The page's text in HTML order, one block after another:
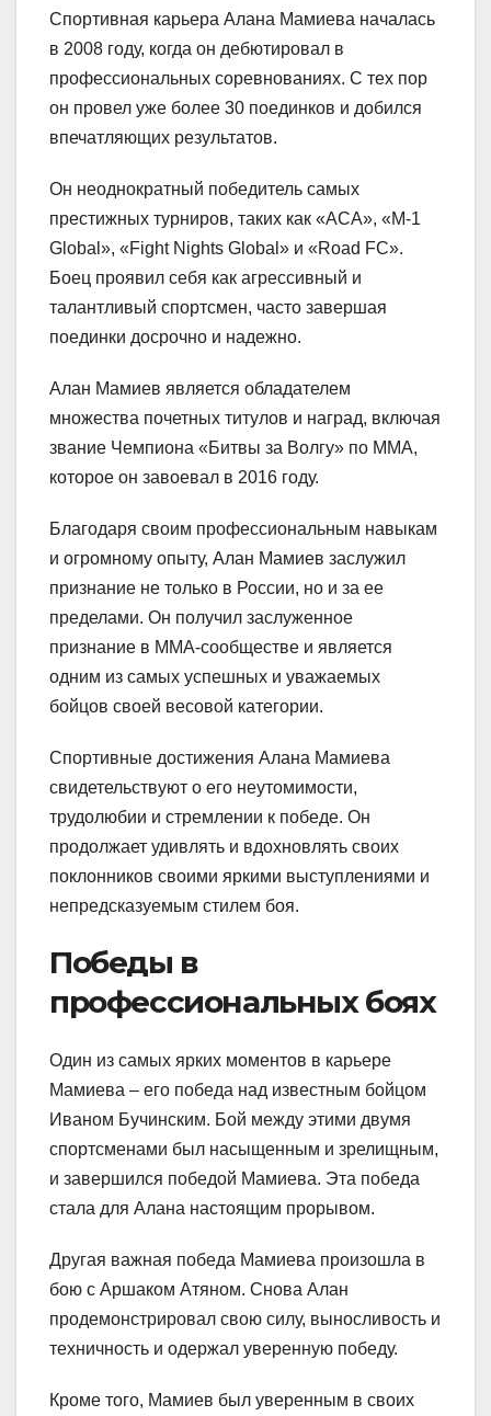
Спортивная карьера Алана Мамиева началась
в 2008 году, когда он дебютировал в
профессиональных соревнованиях. С тех пор
он провел уже более 30 поединков и добился
впечатляющих результатов.
Он неоднократный победитель самых
престижных турниров, таких как «ACA», «M-1
Global», «Fight Nights Global» и «Road FC».
Боец проявил себя как агрессивный и
талантливый спортсмен, часто завершая
поединки досрочно и надежно.
Алан Мамиев является обладателем
множества почетных титулов и наград, включая
звание Чемпиона «Битвы за Волгу» по ММА,
которое он завоевал в 2016 году.
Благодаря своим профессиональным навыкам
и огромному опыту, Алан Мамиев заслужил
признание не только в России, но и за ее
пределами. Он получил заслуженное
признание в ММА-сообществе и является
одним из самых успешных и уважаемых
бойцов своей весовой категории.
Спортивные достижения Алана Мамиева
свидетельствуют о его неутомимости,
трудолюбии и стремлении к победе. Он
продолжает удивлять и вдохновлять своих
поклонников своими яркими выступлениями и
непредсказуемым стилем боя.
Победы в
профессиональных боях
Один из самых ярких моментов в карьере
Мамиева – его победа над известным бойцом
Иваном Бучинским. Бой между этими двумя
спортсменами был насыщенным и зрелищным,
и завершился победой Мамиева. Эта победа
стала для Алана настоящим прорывом.
Другая важная победа Мамиева произошла в
бою с Аршаком Атяном. Снова Алан
продемонстрировал свою силу, выносливость и
техничность и одержал уверенную победу.
Кроме того, Мамиев был уверенным в своих